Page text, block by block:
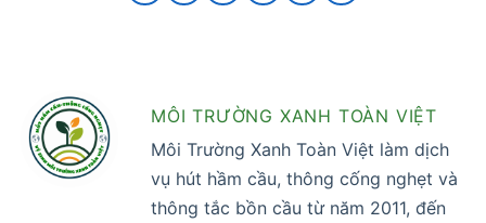
MÔI TRƯỜNG XANH TOÀN VIỆT
Môi Trường Xanh Toàn Việt làm dịch
vụ hút hầm cầu, thông cống nghẹt và
thông tắc bồn cầu từ năm 2011, đến